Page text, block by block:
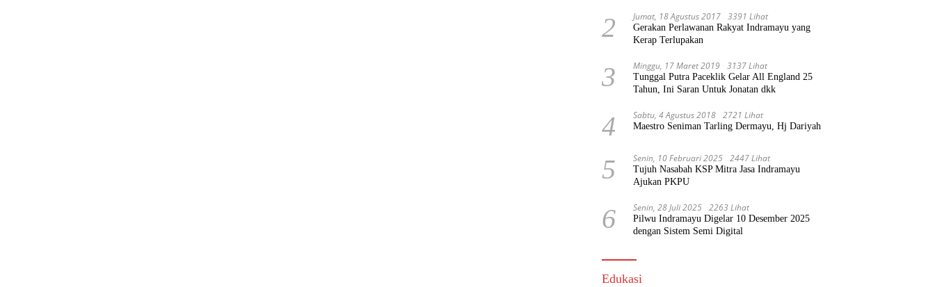
2 Jumat, 18 Agustus 2017 3391 Lihat
Gerakan Perlawanan Rakyat Indramayu yang
Kerap Terlupakan
3 Minggu, 17 Maret 2019 3137 Lihat
Tunggal Putra Paceklik Gelar All England 25
Tahun, Ini Saran Untuk Jonatan dkk
4 Sabtu, 4 Agustus 2018 2721 Lihat
Maestro Seniman Tarling Dermayu, Hj Dariyah
5 Senin, 10 Februari 2025 2447 Lihat
Tujuh Nasabah KSP Mitra Jasa Indramayu
Ajukan PKPU
6 Senin, 28 Juli 2025 2263 Lihat
Pilwu Indramayu Digelar 10 Desember 2025
dengan Sistem Semi Digital
Edukasi